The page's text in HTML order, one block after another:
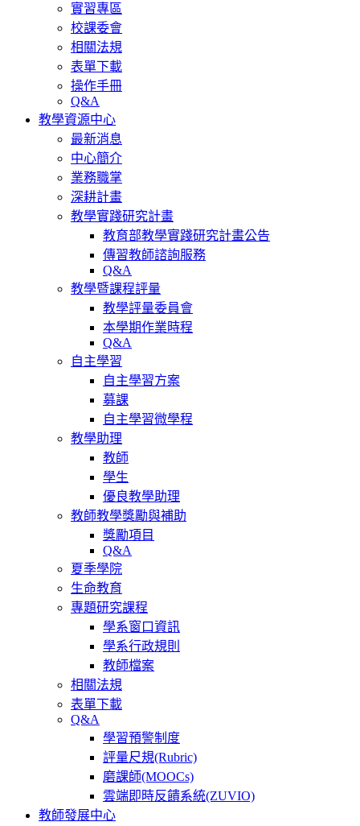
實習專區
校課委會
相關法規
表單下載
操作手冊
Q&A
教學資源中心
最新消息
中心簡介
業務職掌
深耕計畫
教學實踐研究計畫
教育部教學實踐研究計畫公告
傳習教師諮詢服務
Q&A
教學暨課程評量
教學評量委員會
本學期作業時程
Q&A
自主學習
自主學習方案
募課
自主學習微學程
教學助理
教師
學生
優良教學助理
教師教學獎勵與補助
獎勵項目
Q&A
夏季學院
生命教育
專題研究課程
學系窗口資訊
學系行政規則
教師檔案
相關法規
表單下載
Q&A
學習預警制度
評量尺規(Rubric)
磨課師(MOOCs)
雲端即時反饋系統(ZUVIO)
教師發展中心